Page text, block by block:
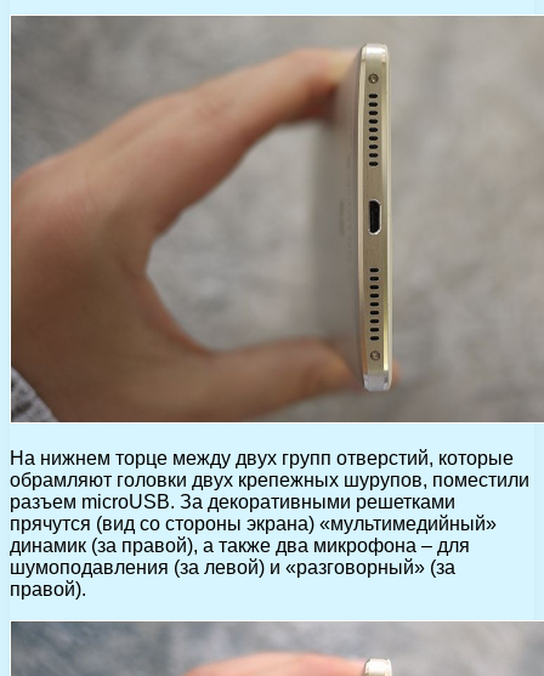
На нижнем торце между двух групп отверстий, которые
обрамляют головки двух крепежных шурупов, поместили
разъем microUSB. За декоративными решетками
прячутся (вид со стороны экрана) «мультимедийный»
динамик (за правой), а также два микрофона – для
шумоподавления (за левой) и «разговорный» (за
правой).